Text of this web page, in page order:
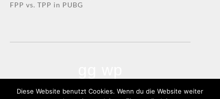
FPP vs. TPP in PUBG
0815 GAMING |LEGAL NOTICES
Diese Website benutzt Cookies. Wenn du die Website weiter